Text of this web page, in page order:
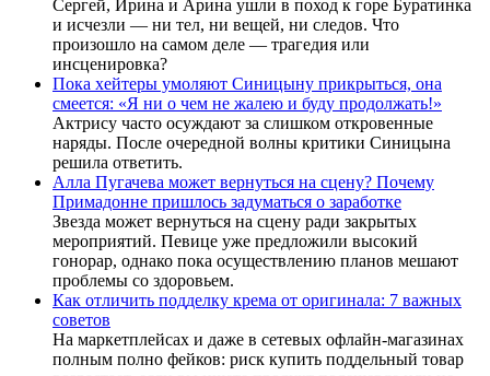
Сергей, Ирина и Арина ушли в поход к горе Буратинка
и исчезли — ни тел, ни вещей, ни следов. Что
произошло на самом деле — трагедия или
инсценировка?
Пока хейтеры умоляют Синицыну прикрыться, она
смеется: «Я ни о чем не жалею и буду продолжать!»
Актрису часто осуждают за слишком откровенные
наряды. После очередной волны критики Синицына
решила ответить.
Алла Пугачева может вернуться на сцену? Почему
Примадонне пришлось задуматься о заработке
Звезда может вернуться на сцену ради закрытых
мероприятий. Певице уже предложили высокий
гонорар, однако пока осуществлению планов мешают
проблемы со здоровьем.
Как отличить подделку крема от оригинала: 7 важных
советов
На маркетплейсах и даже в сетевых офлайн-магазинах
полным полно фейков: риск купить поддельный товар